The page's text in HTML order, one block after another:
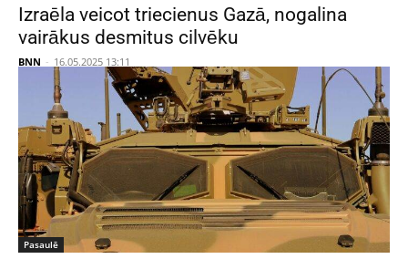
Izraēla veicot triecienus Gazā, nogalina
vairākus desmitus cilvēku
BNN - 16.05.2025 13:11
Pasaulē